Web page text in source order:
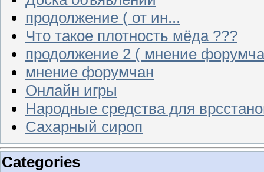
продолжение ( от ин...
Что такое плотность мёда ???
продолжение 2 ( мнение
мнение форумчан
Онлайн игры
Народные средства для
Сахарный сироп
Categories